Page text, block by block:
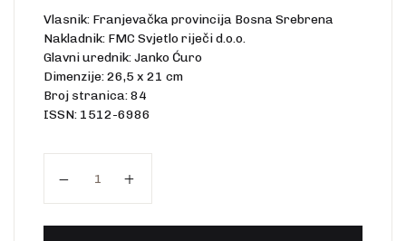
Vlasnik: Franjevačka provincija Bosna Srebrena
Nakladnik: FMC Svjetlo riječi d.o.o.
Glavni urednik: Janko Ćuro
Dimenzije: 26,5 x 21 cm
Broj stranica: 84
ISSN: 1512-6986